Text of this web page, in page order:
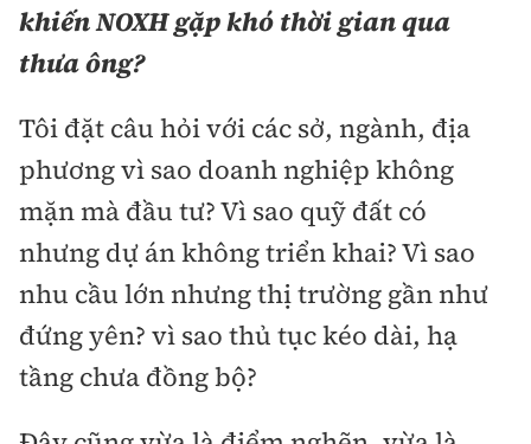
khiến NOXH gặp khó thời gian qua
thưa ông?
Tôi đặt câu hỏi với các sở, ngành, địa
phương vì sao doanh nghiệp không
mặn mà đầu tư? Vì sao quỹ đất có
nhưng dự án không triển khai? Vì sao
nhu cầu lớn nhưng thị trường gần như
đứng yên? vì sao thủ tục kéo dài, hạ
tầng chưa đồng bộ?